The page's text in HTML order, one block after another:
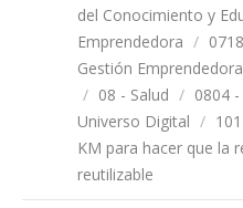
del Conocimiento y
Emprendedora /
Gestión Emprendedora
/ 08 - Salud / 0804
Universo Digital /
KM para hacer que la
reutilizable